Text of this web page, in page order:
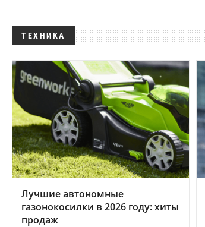
ТЕХНИКА
Лучшие автономные
газонокосилки в 2026 году: хиты
продаж